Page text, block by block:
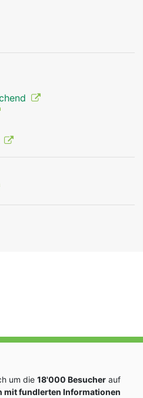
um die 18'000 Besucher auf
mit fundlerten Informationen